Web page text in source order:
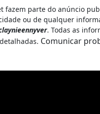
fazem parte do anúncio
ou de qualquer
. Todas as
Comunicar